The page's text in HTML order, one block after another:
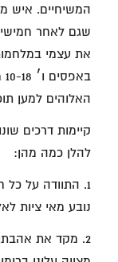
המשיחיים. איש
שגם לאחר
את עצמי
האלוהים למען
קיימות דרכים
להלן כמה מהן:
1. התוודה על
נובע מאי ציות
2. מקד את